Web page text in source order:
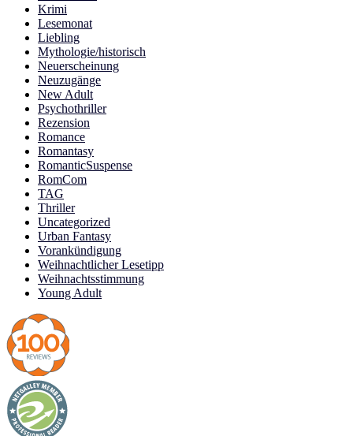
Krimi
Lesemonat
Liebling
Mythologie/historisch
Neuerscheinung
Neuzugänge
New Adult
Psychothriller
Rezension
Romance
Romantasy
RomanticSuspense
RomCom
TAG
Thriller
Uncategorized
Urban Fantasy
Vorankündigung
Weihnachtlicher Lesetipp
Weihnachtsstimmung
Young Adult